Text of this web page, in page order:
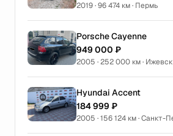
2019 · 96 474 км · Пермь
Porsche Cayenne
949 000 ₽
2005 · 252 000 км · Ижевск
Hyundai Accent
184 999 ₽
2005 · 156 124 км · Санкт-